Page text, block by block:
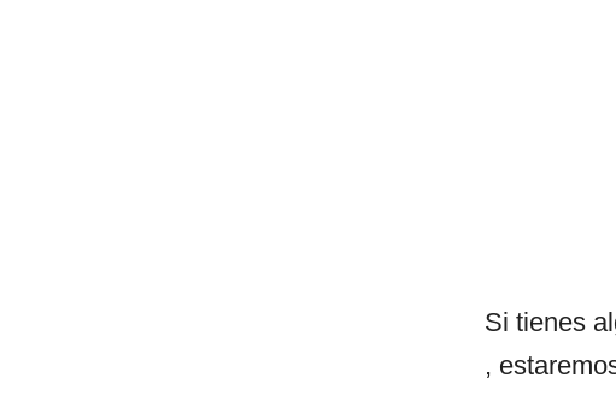
Si tienes
,